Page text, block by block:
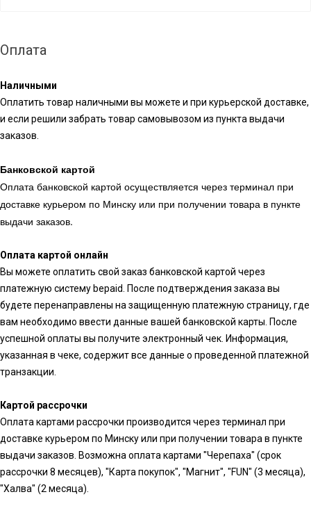
Оплата
Наличными
Оплатить товар наличными вы можете и при курьерской доставке,
и если решили забрать товар самовывозом из пункта выдачи
заказов.
Банковской картой
Оплата банковской картой осуществляется через терминал при
доставке курьером по Минску или при получении товара в пункте
выдачи заказов.
Оплата картой онлайн
Вы можете оплатить свой заказ банковской картой через
платежную систему bepaid. После подтверждения заказа вы
будете перенаправлены на защищенную платежную страницу, где
вам необходимо ввести данные вашей банковской карты. После
успешной оплаты вы получите электронный чек. Информация,
указанная в чеке, содержит все данные о проведенной платежной
транзакции.
Картой рассрочки
Оплата картами рассрочки производится через терминал при
доставке курьером по Минску или при получении товара в пункте
выдачи заказов. Возможна оплата картами "Черепаха" (срок
рассрочки 8 месяцев), "Карта покупок", "Магнит", "FUN" (3 месяца),
"Халва" (2 месяца).